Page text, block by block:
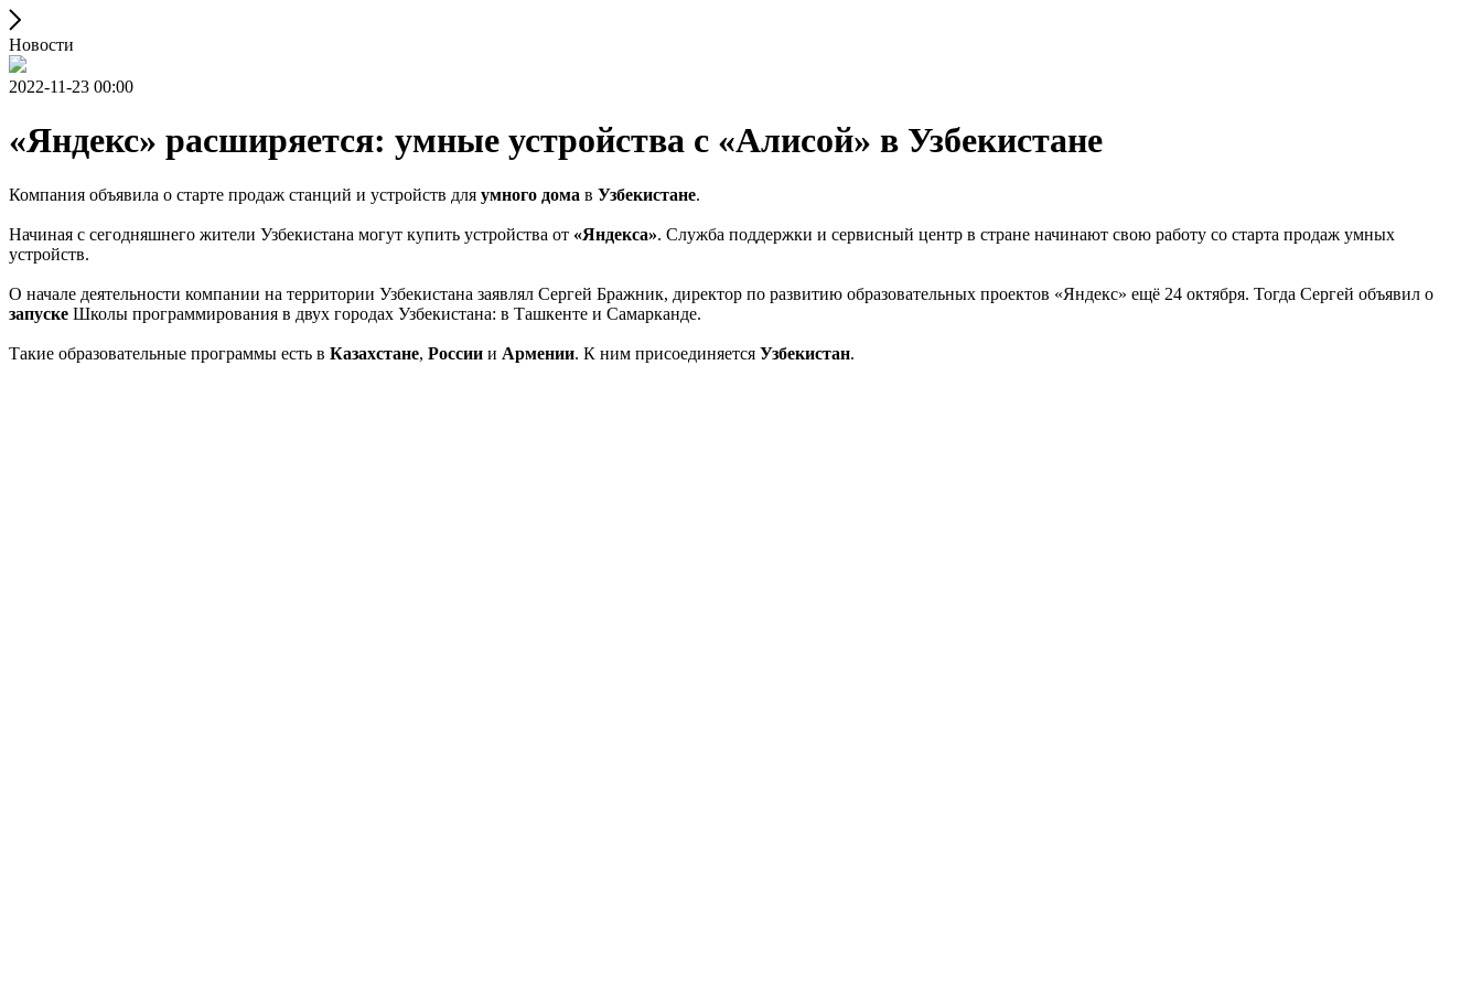
Новости
2022-11-23 00:00
«Яндекс» расширяется: умные устройства с «Алисой» в Узбекистане
Компания объявила о старте продаж станций и устройств для умного дома в Узбекистане.
Начиная с сегодняшнего жители Узбекистана могут купить устройства от «Яндекса». Служба поддержки и сервисный центр в стране начинают свою работу со старта продаж умных
устройств.
О начале деятельности компании на территории Узбекистана заявлял Сергей Бражник, директор по развитию образовательных проектов «Яндекс» ещё 24 октября. Тогда Сергей объявил о
запуске Школы программирования в двух городах Узбекистана: в Ташкенте и Самарканде.
Такие образовательные программы есть в Казахстане, России и Армении. К ним присоединяется Узбекистан.